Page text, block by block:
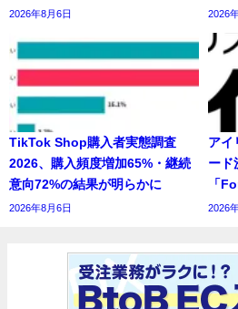
2026年8月6日 2026
TikTok Shop購入者実態調査
2026、購入頻度増加65%・継続
意向72%の結果が明らかに
2026年8月6日
アイ
ード
「
2026